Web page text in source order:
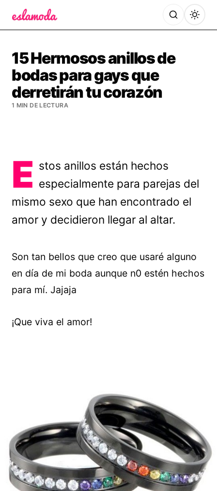
15 Hermosos anillos de
bodas para gays que
derretirán tu corazón
1 MIN DE LECTURA
E stos anillos están hechos
especialmente para parejas del
mismo sexo que han encontrado el
amor y decidieron llegar al altar.
Son tan bellos que creo que usaré alguno
en día de mi boda aunque n0 estén hechos
para mí. Jajaja
¡Que viva el amor!